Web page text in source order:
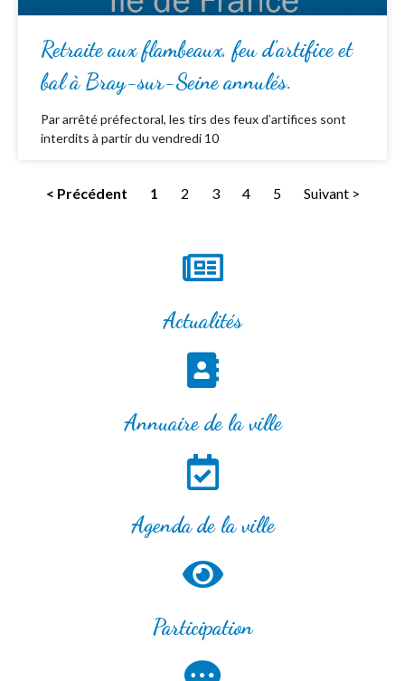
Retraite aux flambeaux, feu d’artifice et
bal à Bray-sur-Seine annulés.
Par arrêté préfectoral, les tirs des feux d’artifices sont
interdits à partir du vendredi 10
< Précédent 1 2 3 4 5 Suivant >
Actualités
Annuaire de la ville
Agenda de la ville
Participation